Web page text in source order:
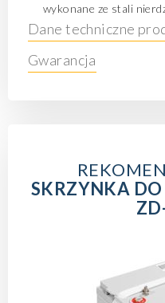
wykonane ze stali
Dane techniczne
Gwarancja
SKRZYNKA